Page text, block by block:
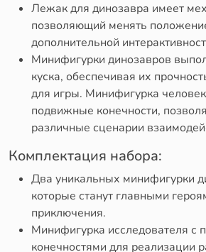
Лежак для динозавра имеет
позволяющий менять
дополнительной
Минифигурки динозавров
куска, обеспечивая их
для игры. Минифигурка
подвижные конечности,
различные сценарии
Комплектация набора:
Два уникальных минифигурки
которые станут главными
приключения.
Минифигурка исследователя с
конечностями для реализации